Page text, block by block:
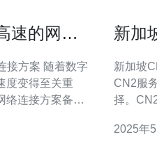
速的网络
随着数字
度变得至关重
络连接方案备受
新加
新加坡
CN2服
择。
CN2服
2025年